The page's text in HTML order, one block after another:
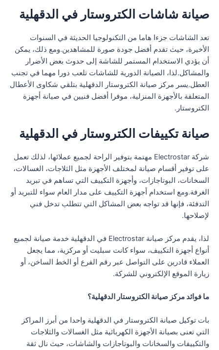
صيانة شاشات الكتروستار في الدقهلية
تعد الشاشات جزءا هاما من التكنولوجيا الحديثة في السنوات
الأخيرة، حيث تقدم أفضل جودة صورة للمشاهدين.ومع ذلك، يمكن
أن يؤدي الاستخدام المستمر للشاشة إلى حدوث بعض الأضرار
والمشاكل.لذا، الصيانة الدورية للشاشات تلعب دورا مهما في تجنب
العطل.يسر مركز صيانة الكتروستار الدقهلية بتلقي شكاوى الأعطال
المتعلقة بالأجهزة المنزلية، موفرا أفضل فنيين في صيانة أجهزة
الكتروستار.
صيانة تكييفات الكتروستار في الدقهلية
شركة Electrostar مهتمة بتوفير الراحة لجميع عملائها، لذلك تعمل
على توفير أقسام صيانة لمختلف الأجهزة مثل الثلاجات، الغسالات،
السخانات، البوتاجازات، وأجهزة التكييف التي تساهم في تبريد
الغرفة.ومع استخدام أجهزة التكييف على مدار العام سواء للتبريد أو
التدفئة، فإنها قد تواجه بعض المشاكل التي تتطلب تدخل فني
لإصلاحها.
لذا، يقدم مركز صيانة Electrostar في الدقهلية خدمة صيانة لجميع
أنواع أجهزة التكييف، سواء كانت سبليت أو مركزية، مما يجعل
العملاء قادرين على التواصل عبر رقم الفرع أو الخط الساخن، أو
زيارة الموقع الإلكتروني للشركة.
ما فوائد مركز صيانة الكتروستار الدقهلية؟
بات توكيل صيانة الكتروستار في الدقهلية واحدا من أبرز المراكز
التي تعنى بصيانة الأجهزة الكهربائية مثل الغسالات والثلاجات
والتكييفات والسخانات والبوتاجازات والشاشات، حيث نال ثقة